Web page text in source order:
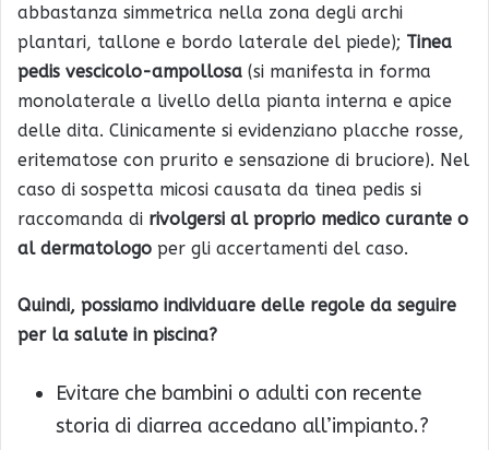
abbastanza simmetrica nella zona degli archi
plantari, tallone e bordo laterale del piede); Tinea
pedis vescicolo-ampollosa (si manifesta in forma
monolaterale a livello della pianta interna e apice
delle dita. Clinicamente si evidenziano placche rosse,
eritematose con prurito e sensazione di bruciore). Nel
caso di sospetta micosi causata da tinea pedis si
raccomanda di rivolgersi al proprio medico curante o
al dermatologo per gli accertamenti del caso.
Quindi, possiamo individuare delle regole da seguire
per la salute in piscina?
Evitare che bambini o adulti con recente
storia di diarrea accedano all’impianto.?